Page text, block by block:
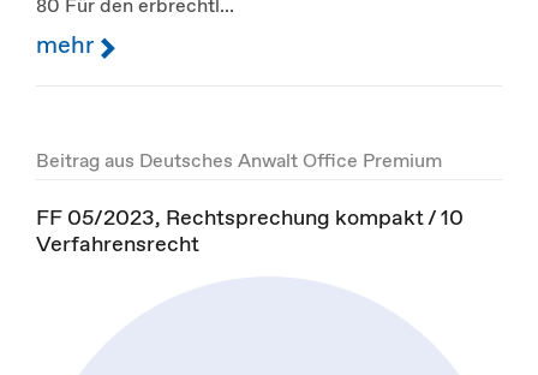
mehr
Beitrag aus Deutsches Anwalt Office Premium
FF 05/2023, Rechtsprechung kompakt / 10
Verfahrensrecht